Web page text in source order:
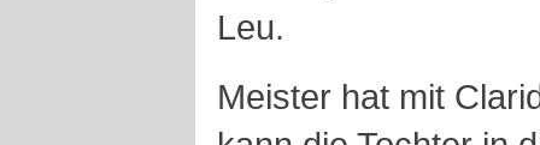
Leu.
Meister hat mit